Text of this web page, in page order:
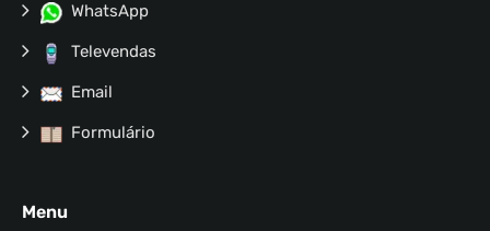
WhatsApp
Televendas
Email
Formulário
Menu